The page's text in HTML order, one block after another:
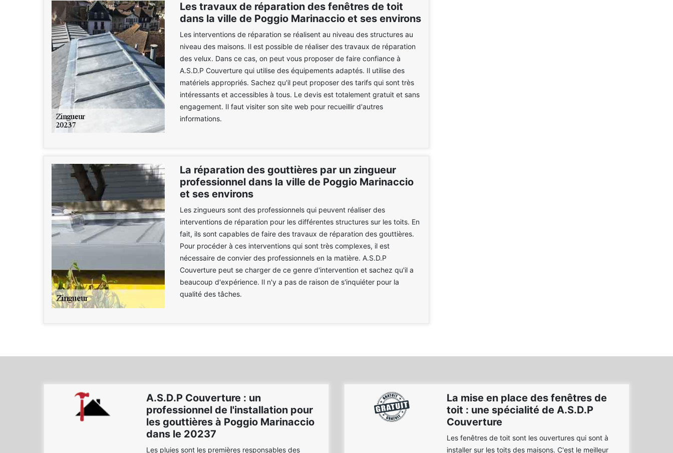
Les travaux de réparation des fenêtres de toit
dans la ville de Poggio Marinaccio et ses environs
Les interventions de réparation se réalisent au niveau des structures au
niveau des maisons. Il est possible de réaliser des travaux de réparation
des velux. Dans ce cas, on peut vous proposer de faire confiance à
A.S.D.P Couverture qui utilise des équipements adaptés. Il utilise des
matériels appropriés. Sachez qu'il peut proposer des tarifs qui sont très
intéressants et accessibles à tous. Le devis est totalement gratuit et sans
engagement. Il faut visiter son site web pour recueillir d'autres
informations.
La réparation des gouttières par un zingueur
professionnel dans la ville de Poggio Marinaccio
et ses environs
Les zingueurs sont des professionnels qui peuvent réaliser des
interventions de réparation pour les différentes structures sur les toits. En
fait, ils sont capables de faire des travaux de réparation des gouttières.
Pour procéder à ces interventions qui sont très complexes, il est
nécessaire de convier des professionnels en la matière. A.S.D.P
Couverture peut se charger de ce genre d'intervention et sachez qu'il a
beaucoup d'expérience. Il n'y a pas de raison de s'inquiéter pour la
qualité des tâches.
A.S.D.P Couverture : un
professionnel de l'installation pour
les gouttières à Poggio Marinaccio
dans le 20237
Les pluies sont les premières responsables des
La mise en place des fenêtres de
toit : une spécialité de A.S.D.P
Couverture
Les fenêtres de toit sont les ouvertures qui sont à
installer sur les toits des maisons. C'est le meilleur